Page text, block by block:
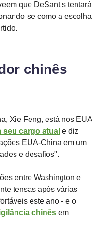
que DeSantis tentará
se como a escolha
chinês
Xie Feng, está nos EUA
seu cargo atual e diz
EUA-China em um
e desafios".
entre Washington e
tensas após várias
este ano - e o
chinês em